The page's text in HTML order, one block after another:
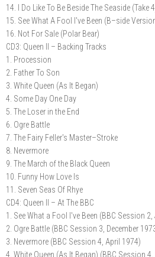
14. I Do Like To Be Beside The Seaside (Take
15. See What A Fool I've Been (B–side
16. Not For Sale (Polar Bear)
CD3: Queen II – Backing Tracks
1. Procession
2. Father To Son
3. White Queen (As It Began)
4. Some Day One Day
5. The Loser in the End
6. Ogre Battle
7. The Fairy Feller's Master–Stroke
8. Nevermore
9. The March of the Black Queen
10. Funny How Love Is
11. Seven Seas Of Rhye
CD4: Queen II – At The BBC
1. See What a Fool I've Been (BBC Session
2. Ogre Battle (BBC Session 3, December
3. Nevermore (BBC Session 4, April 1974)
4. White Queen (As It Began) (BBC Session